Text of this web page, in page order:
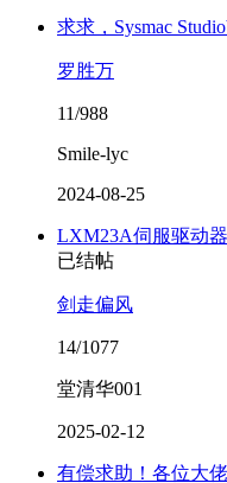
求求，Sysmac
罗胜万
11/988
Smile-lyc
2024-08-25
LXM23A伺服驱动
已结帖
剑走偏风
14/1077
堂清华001
2025-02-12
有偿求助！各位大佬